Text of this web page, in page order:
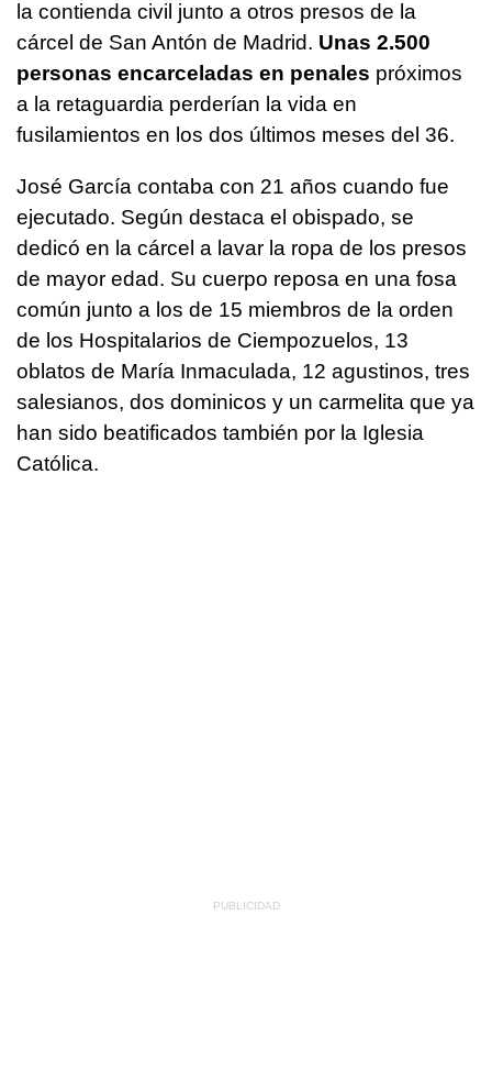
la contienda civil junto a otros presos de la
cárcel de San Antón de Madrid. Unas 2.500
personas encarceladas en penales próximos
a la retaguardia perderían la vida en
fusilamientos en los dos últimos meses del 36.
José García contaba con 21 años cuando fue
ejecutado. Según destaca el obispado, se
dedicó en la cárcel a lavar la ropa de los presos
de mayor edad. Su cuerpo reposa en una fosa
común junto a los de 15 miembros de la orden
de los Hospitalarios de Ciempozuelos, 13
oblatos de María Inmaculada, 12 agustinos, tres
salesianos, dos dominicos y un carmelita que ya
han sido beatificados también por la Iglesia
Católica.